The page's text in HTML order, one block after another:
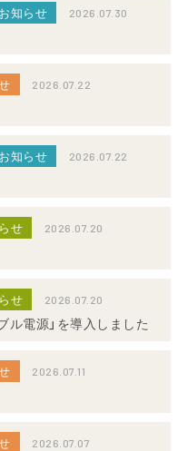
知らせ 2026.07.30
2026.07.22
知らせ 2026.07.22
せ 2026.07.20
せ 2026.07.20
ル電源」を導入しました
2026.07.11
2026.07.07